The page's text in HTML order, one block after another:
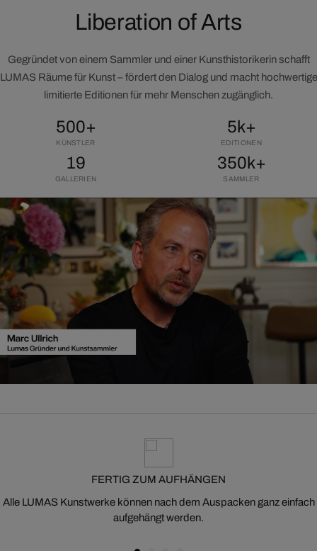
Liberation of Arts
Gegründet von einem Sammler und einer Kunsthistorikerin schafft
LUMAS Räume für Kunst – fördert den Dialog und macht hochwertige
limitierte Editionen für mehr Menschen zugänglich.
500+
KÜNSTLER
5k+
EDITIONEN
19
GALLERIEN
350k+
SAMMLER
FERTIG ZUM AUFHÄNGEN
Alle LUMAS Kunstwerke können nach dem Auspacken ganz einfach
aufgehängt werden.